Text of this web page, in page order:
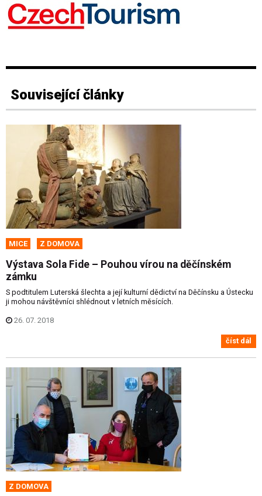
Související články
MICE Z DOMOVA
Výstava Sola Fide – Pouhou vírou na děčínském
zámku
S podtitulem Luterská šlechta a její kulturní dědictví na Děčínsku a Ústecku
ji mohou návštěvníci shlédnout v letních měsících.
26. 07. 2018
číst dál
Z DOMOVA